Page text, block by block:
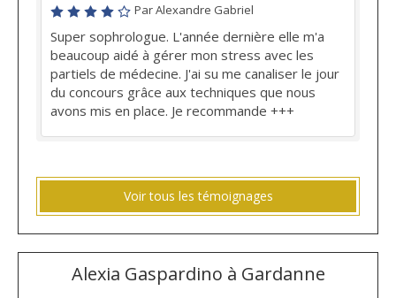
Par Alexandre Gabriel
Super sophrologue. L'année dernière elle m'a
beaucoup aidé à gérer mon stress avec les
partiels de médecine. J'ai su me canaliser le jour
du concours grâce aux techniques que nous
avons mis en place. Je recommande +++
Voir tous les témoignages
Alexia Gaspardino à Gardanne